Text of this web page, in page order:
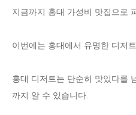
지금까지 홍대 가성비 맛집으로
이번에는 홍대에서 유명한 디저
홍대 디저트는 단순히 맛있다를
까지 알 수 있습니다.